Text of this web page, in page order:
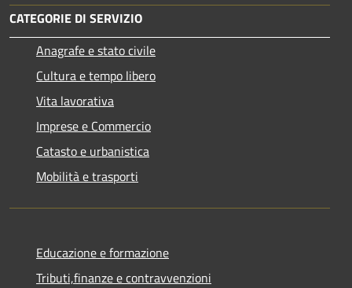
CATEGORIE DI SERVIZIO
Anagrafe e stato civile
Cultura e tempo libero
Vita lavorativa
Imprese e Commercio
Catasto e urbanistica
Mobilità e trasporti
Educazione e formazione
Tributi,finanze e contravvenzioni